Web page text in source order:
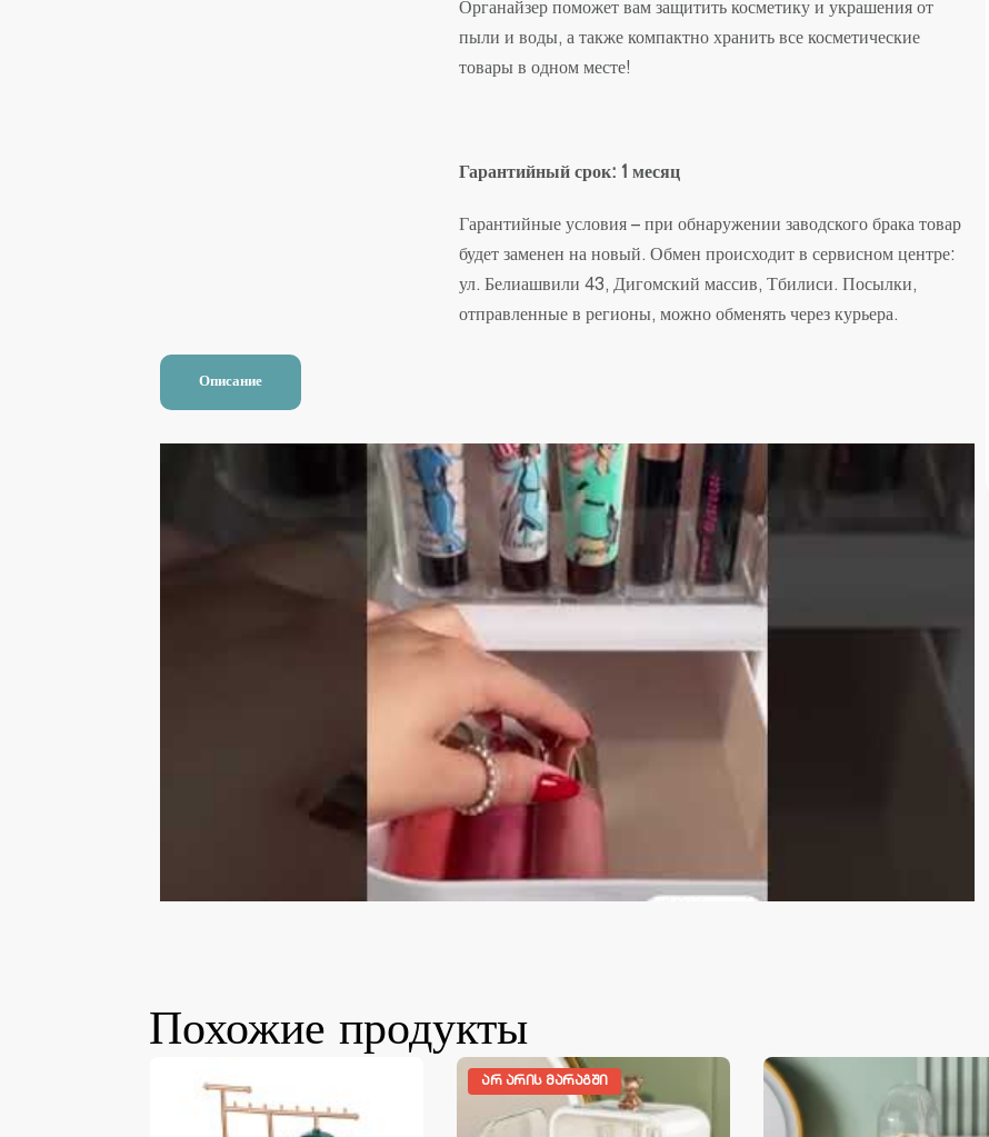
Органайзер поможет вам защитить косметику и украшения от
пыли и воды, а также компактно хранить все косметические
товары в одном месте!
Гарантийный срок: 1 месяц
Гарантийные условия – при обнаружении заводского брака товар
будет заменен на новый. Обмен происходит в сервисном центре:
ул. Белиашвили 43, Дигомский массив, Тбилиси. Посылки,
отправленные в регионы, можно обменять через курьера.
Описание
Похожие продукты
ᲐᲠ ᲐᲠᲘᲡ ᲛᲐᲠᲐᲒᲨᲘ